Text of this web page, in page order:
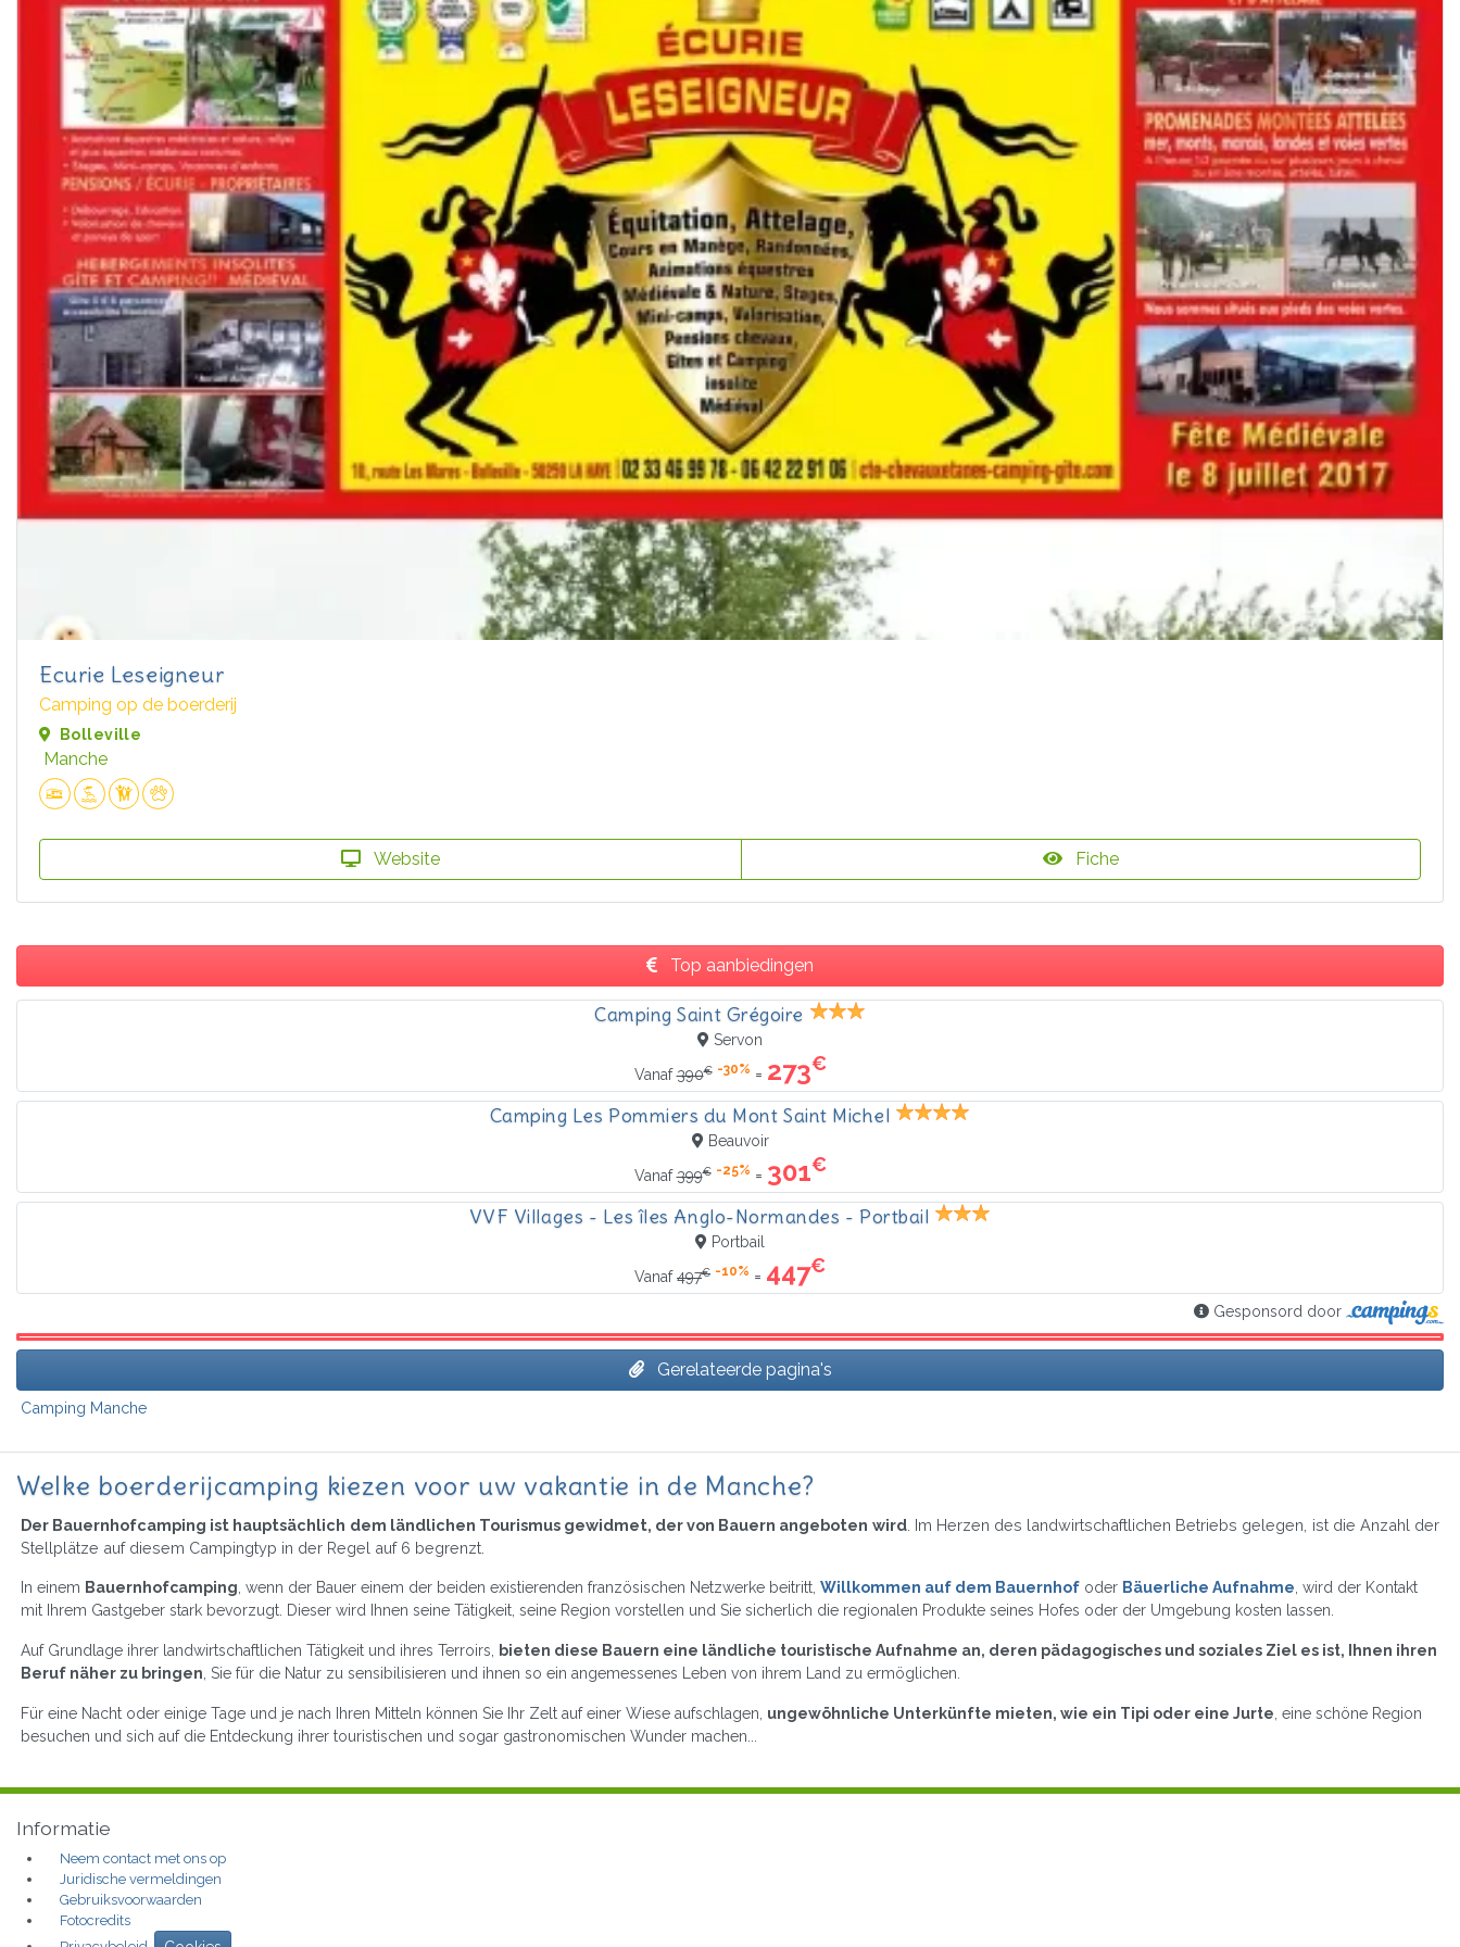
Ecurie Leseigneur
Camping op de boerderij
Bolleville
Manche
Website Fiche
Top aanbiedingen
Camping Saint Grégoire
Servon
Vanaf390€ -30% = 273€
Camping Les Pommiers du Mont Saint Michel
Beauvoir
Vanaf399€ -25% = 301€
VVF Villages - Les îles Anglo-Normandes - Portbail
Portbail
Vanaf497€ -10% = 447€
Gesponsord door
Gerelateerde pagina's
Camping Manche
Welke boerderijcamping kiezen voor uw vakantie in de Manche?
Der Bauernhofcamping ist hauptsächlich dem ländlichen Tourismus gewidmet, der von Bauern angeboten wird. Im Herzen des landwirtschaftlichen Betriebs gelegen, ist die Anzahl der
Stellplätze auf diesem Campingtyp in der Regel auf 6 begrenzt.
In einem Bauernhofcamping , wenn der Bauer einem der beiden existierenden französischen Netzwerke beitritt, Willkommen auf dem Bauernhof oder Bäuerliche Aufnahme , wird der Kontakt
mit Ihrem Gastgeber stark bevorzugt. Dieser wird Ihnen seine Tätigkeit, seine Region vorstellen und Sie sicherlich die regionalen Produkte seines Hofes oder der Umgebung kosten lassen.
Auf Grundlage ihrer landwirtschaftlichen Tätigkeit und ihres Terroirs, bieten diese Bauern eine ländliche touristische Aufnahme an, deren pädagogisches und soziales Ziel es ist, Ihnen ihren
Beruf näher zu bringen , Sie für die Natur zu sensibilisieren und ihnen so ein angemessenes Leben von ihrem Land zu ermöglichen.
Für eine Nacht oder einige Tage und je nach Ihren Mitteln können Sie Ihr Zelt auf einer Wiese aufschlagen, ungewöhnliche Unterkünfte mieten, wie ein Tipi oder eine Jurte , eine schöne Region
besuchen und sich auf die Entdeckung ihrer touristischen und sogar gastronomischen Wunder machen...
Informatie
Neem contact met ons op
Juridische vermeldingen
Gebruiksvoorwaarden
Fotocredits